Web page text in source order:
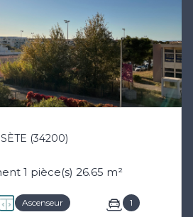
SÈTE (34200)
Appartement 1 pièce(s) 26.65 m²
Ascenseur 1